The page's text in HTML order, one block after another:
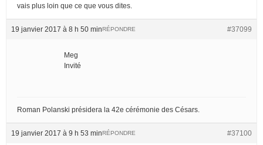
vais plus loin que ce que vous dites.
19 janvier 2017 à 8 h 50 min #37099
RÉPONDRE
Meg
Invité
Roman Polanski présidera la 42e cérémonie des Césars.
19 janvier 2017 à 9 h 53 min #37100
RÉPONDRE